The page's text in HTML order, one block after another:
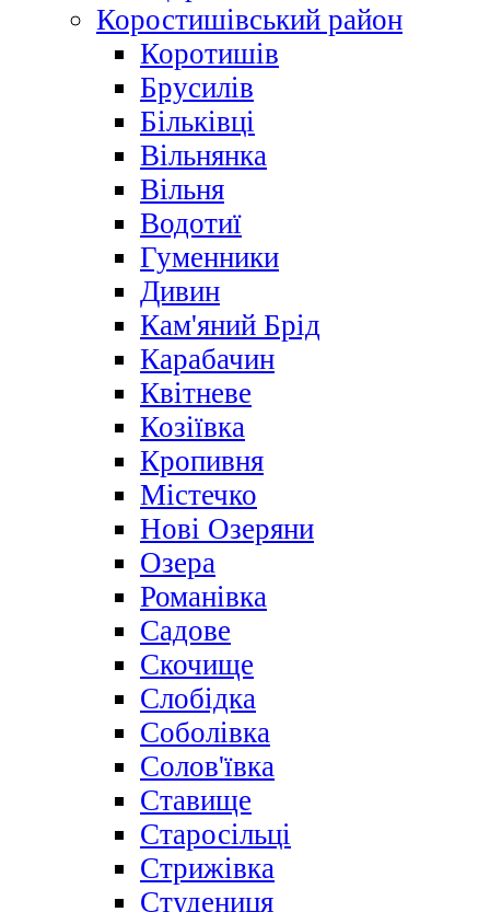
Коростишівський район
Коротишів
Брусилів
Більківці
Вільнянка
Вільня
Водотиї
Гуменники
Дивин
Кам'яний Брід
Карабачин
Квітневе
Козіївка
Кропивня
Містечко
Нові Озеряни
Озера
Романівка
Садове
Скочище
Слобідка
Соболівка
Солов'ївка
Ставище
Старосільці
Стрижівка
Студениця